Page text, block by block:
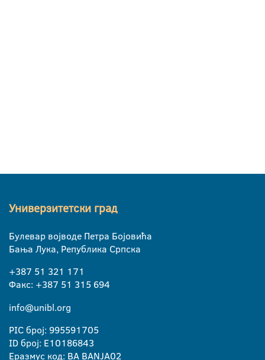
Универзитетски град
Булевар војводе Петра Бојовића
Бања Лука, Република Српска
+387 51 321 171
Факс: +387 51 315 694
info@unibl.org
PIC број: 995591705
ID број: E10186843
Еразмус код: BA BANJA02